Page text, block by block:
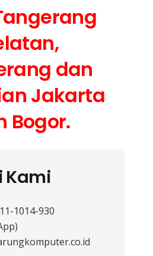
dan
Jakarta
Bogor.
Kami
1014-930